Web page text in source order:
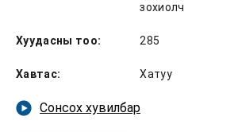
зохиолч
Хуудасны тоо: 285
Хавтас: Хатуу
Сонсох хувилбар